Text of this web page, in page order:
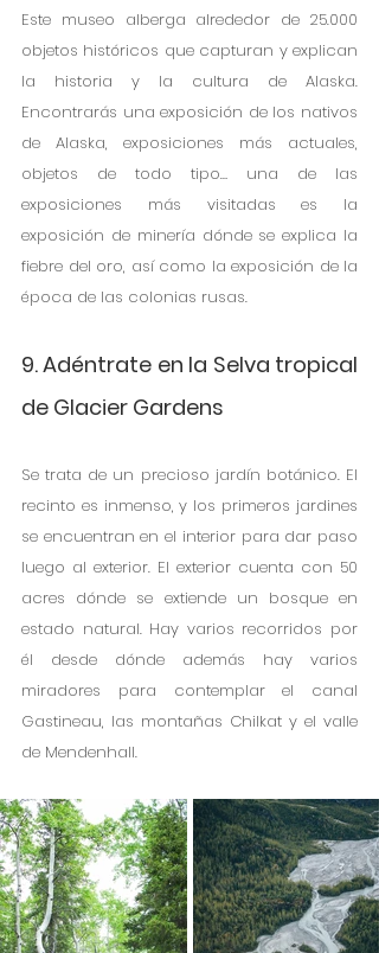
Este museo alberga alrededor de 25.000
objetos históricos que capturan y explican
la historia y la cultura de Alaska.
Encontrarás una exposición de los nativos
de Alaska, exposiciones más actuales,
objetos de todo tipo… una de las
exposiciones más visitadas es la
exposición de minería dónde se explica la
fiebre del oro, así como la exposición de la
época de las colonias rusas.
9. Adéntrate en la Selva tropical
de Glacier Gardens
Se trata de un precioso jardín botánico. El
recinto es inmenso, y los primeros jardines
se encuentran en el interior para dar paso
luego al exterior. El exterior cuenta con 50
acres dónde se extiende un bosque en
estado natural. Hay varios recorridos por
él desde dónde además hay varios
miradores para contemplar el canal
Gastineau, las montañas Chilkat y el valle
de Mendenhall.